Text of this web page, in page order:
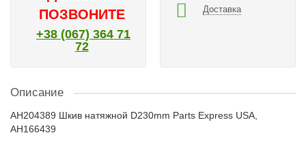
ПОЗВОНИТЕ
+38 (067) 364 71
72
Доставка
Описание
AH204389 Шкив натяжной D230mm Parts Express USA,
AH166439